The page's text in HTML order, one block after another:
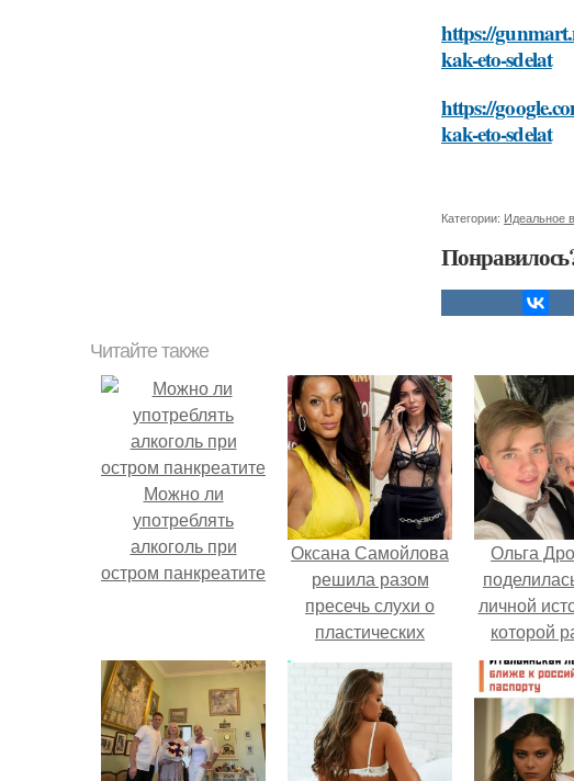
https://
kak-eto-sdelat
https://
kak-eto-sdelat
Категории: Идеальное
Читайте также
Можно ли
употреблять
алкоголь при
остром панкреатите
Оксана Самойлова
решила разом
пресечь слухи о
пластических
операциях и
публично
прояснила
ситуацию.
Ольга
личной
которой
почти не